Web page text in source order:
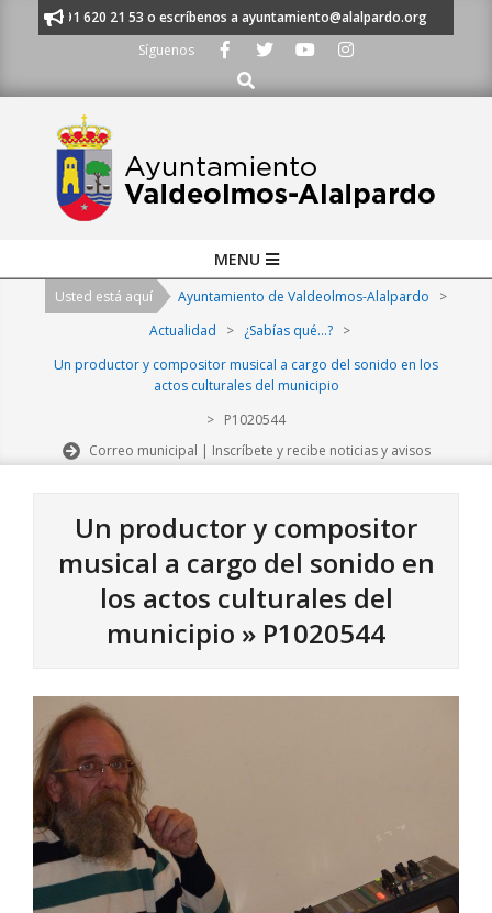
al 91 620 21 53 o escríbenos a ayuntamiento@alalpardo.org
Síguenos
Buscar
Navigation
MENU
Usted está aquí Ayuntamiento de Valdeolmos-Alalpardo
>
Actualidad
> ¿Sabías qué...?
>
Un productor y compositor musical a cargo del sonido en los
actos culturales del municipio
> P1020544
Correo municipal | Inscríbete y recibe noticias y avisos
Un productor y compositor
musical a cargo del sonido en
los actos culturales del
municipio » P1020544